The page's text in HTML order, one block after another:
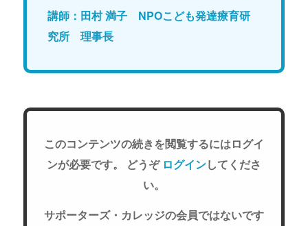
講師：田村 満子 NPOこども発達療育研
究所 理事長
このコンテンツの続きを閲覧するにはログイ
ンが必要です。 どうぞ ログインしてくださ
い。
サポーターズ・カレッジの会員ではないです